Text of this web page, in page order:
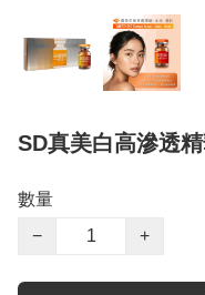
SD真美白高滲透
數量
−
+